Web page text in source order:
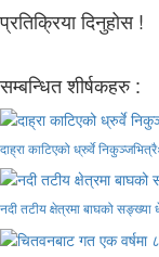
प्रतिक्रिया दिनुहोस !
सम्बन्धित शीर्षकहरु :
दाह्रा काटिएको ध्रुर्वे
नदी तटीय क्षेत्रमा बाघको सङ्ख्या